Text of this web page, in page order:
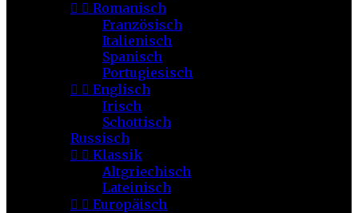
  Romanisch
Französisch
Italienisch
Spanisch
Portugiesisch
  Englisch
Irisch
Schottisch
Russisch
  Klassik
Altgriechisch
Lateinisch
  Europäisch